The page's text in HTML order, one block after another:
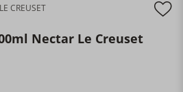
LE CREUSET
Nectar Le Creuset